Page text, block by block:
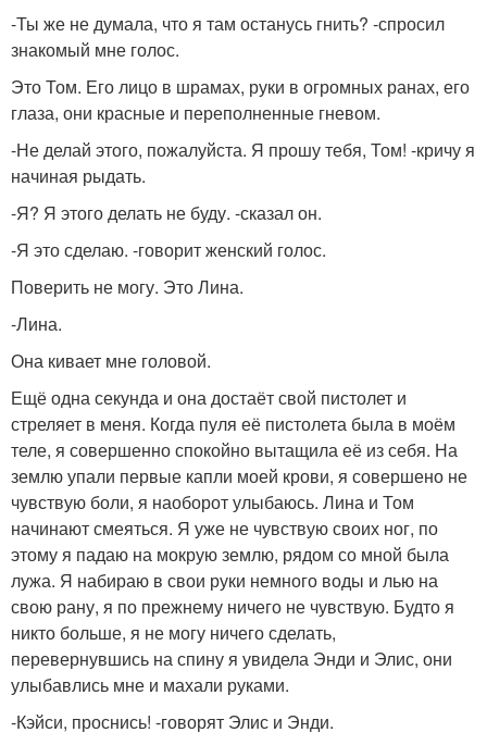
-Ты же не думала, что я там останусь гнить? -спросил
знакомый мне голос.
Это Том. Его лицо в шрамах, руки в огромных ранах, его
глаза, они красные и переполненные гневом.
-Не делай этого, пожалуйста. Я прошу тебя, Том! -кричу я
начиная рыдать.
-Я? Я этого делать не буду. -сказал он.
-Я это сделаю. -говорит женский голос.
Поверить не могу. Это Лина.
-Лина.
Она кивает мне головой.
Ещё одна секунда и она достаёт свой пистолет и
стреляет в меня. Когда пуля её пистолета была в моём
теле, я совершенно спокойно вытащила её из себя. На
землю упали первые капли моей крови, я совершено не
чувствую боли, я наоборот улыбаюсь. Лина и Том
начинают смеяться. Я уже не чувствую своих ног, по
этому я падаю на мокрую землю, рядом со мной была
лужа. Я набираю в свои руки немного воды и лью на
свою рану, я по прежнему ничего не чувствую. Будто я
никто больше, я не могу ничего сделать,
перевернувшись на спину я увидела Энди и Элис, они
улыбавлись мне и махали руками.
-Кэйси, проснись! -говорят Элис и Энди.